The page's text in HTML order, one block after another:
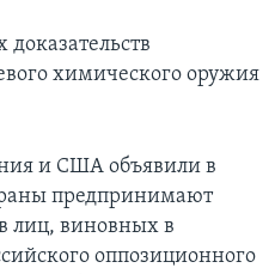
химического оружия
и США объявили в
предпринимают
лиц, виновных в
оппозиционного